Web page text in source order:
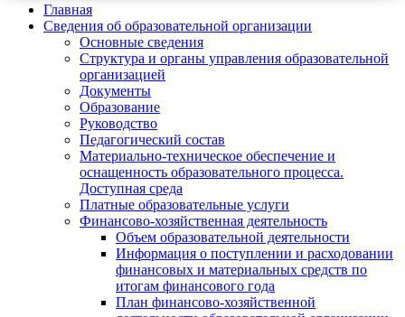
Главная
Сведения об образовательной организации
Основные сведения
Структура и органы управления образовательной
организацией
Документы
Образование
Руководство
Педагогический состав
Материально-техническое обеспечение и
оснащенность образовательного процесса.
Доступная среда
Платные образовательные услуги
Финансово-хозяйственная деятельность
Объем образовательной деятельности
Информация о поступлении и расходовании
финансовых и материальных средств по
итогам финансового года
План финансово-хозяйственной